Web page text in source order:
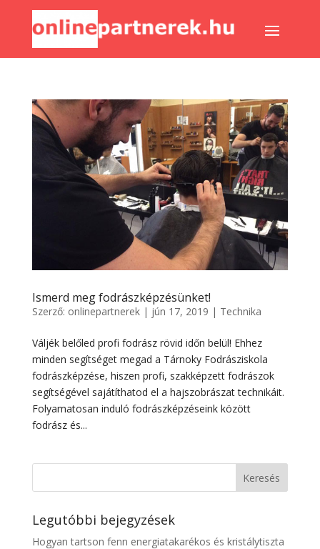
Ismerd meg fodrászképzésünket!
Szerző: onlinepartnerek| jún 17, 2019 | Technika
Váljék belőled profi fodrász rövid időn belül! Ehhez
minden segítséget megad a Tárnoky Fodrásziskola
fodrászképzése, hiszen profi, szakképzett fodrászok
segítségével sajátíthatod el a hajszobrászat technikáit.
Folyamatosan induló fodrászképzéseink között
fodrász és...
Legutóbbi bejegyzések
Hogyan tartson fenn energiatakarékos és kristálytiszta